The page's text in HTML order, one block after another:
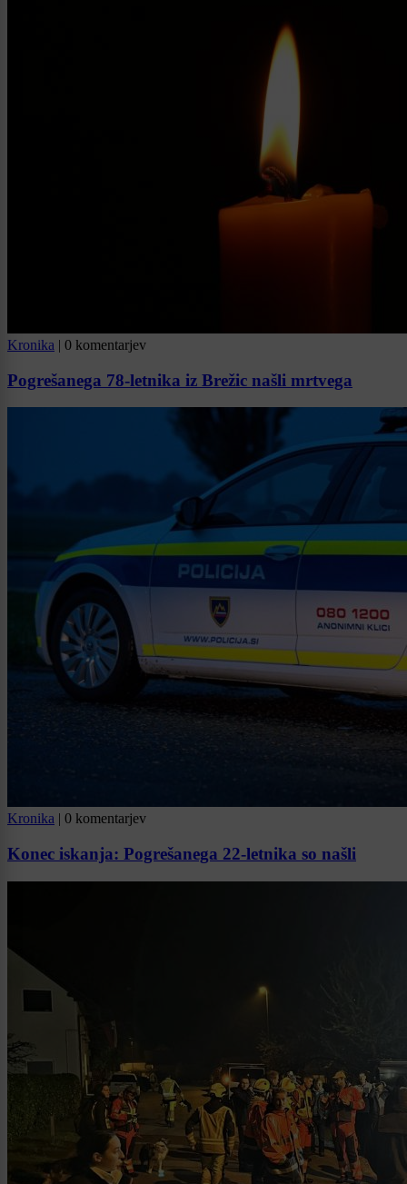
Kronika | 0 komentarjev
Pogrešanega 78-letnika iz Brežic našli mrtvega
Kronika | 0 komentarjev
Konec iskanja: Pogrešanega 22-letnika so našli